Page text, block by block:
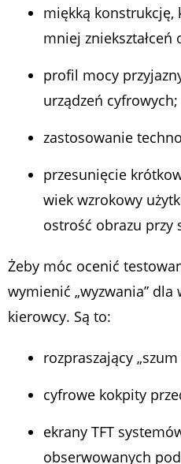
miękką konstrukcję,
mniej zniekształceń
profil mocy
urządzeń cyfrowych;
zastosowanie
przesunięcie
wiek wzrokowy
ostrość obrazu przy
Żeby móc ocenić
wymienić „wyzwania”
kierowcy. Są to:
rozpraszający
cyfrowe kokpity
ekrany TFT
obserwowanych